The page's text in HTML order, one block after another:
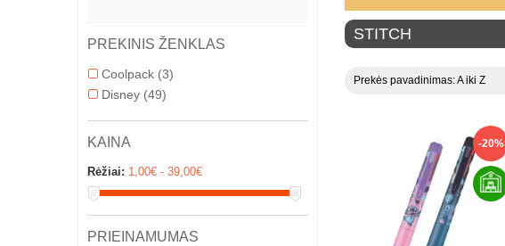
STITCH
Prekės pavadinimas: A iki Z
-20%
PREKINIS ŽENKLAS
Coolpack (3)
Disney (49)
KAINA
Rėžiai: 1,00€ - 39,00€
PRIEINAMUMAS